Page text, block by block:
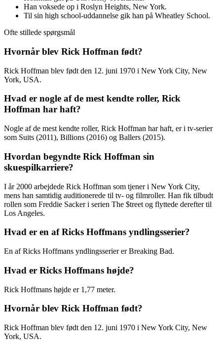
Han voksede op i Roslyn Heights, New York.
Til sin high school-uddannelse gik han på Wheatley School.
Ofte stillede spørgsmål
Hvornår blev Rick Hoffman født?
Rick Hoffman blev født den 12. juni 1970 i New York City, New
York, USA.
Hvad er nogle af de mest kendte roller, Rick
Hoffman har haft?
Nogle af de mest kendte roller, Rick Hoffman har haft, er i tv-serier
som Suits (2011), Billions (2016) og Ballers (2015).
Hvordan begyndte Rick Hoffman sin
skuespilkarriere?
I år 2000 arbejdede Rick Hoffman som tjener i New York City,
mens han samtidig auditionerede til tv- og filmroller. Han fik tilbudt
rollen som Freddie Sacker i serien The $treet og flyttede derefter til
Los Angeles.
Hvad er en af Ricks Hoffmans yndlingsserier?
En af Ricks Hoffmans yndlingsserier er Breaking Bad.
Hvad er Ricks Hoffmans højde?
Rick Hoffmans højde er 1,77 meter.
Hvornår blev Rick Hoffman født?
Rick Hoffman blev født den 12. juni 1970 i New York City, New
York, USA.